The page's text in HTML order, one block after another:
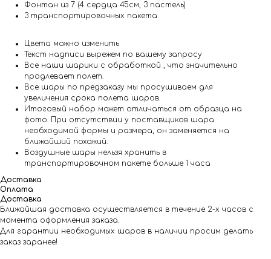
Фонтан из 7 (4 сердца 45см, 3 пастель)
3 транспортировочных пакета
Цвета можно изменить
Текст надписи вырежем по вашему запросу
Все наши шарики с обработкой , что значительно
продлевает полет.
Все шары по предзаказу мы просушиваем для
увеличения срока полета шаров.
Итоговый набор может отличаться от образца на
фото. При отсутствии у поставщиков шара
необходимой формы и размера, он заменяется на
ближайший похожий.
Воздушные шары нельзя хранить в
транспортировочном пакете больше 1 часа
Доставка
Оплата
Доставка
Ближайшая доставка осуществляется в течение 2-х часов с
момента оформления заказа.
Для гарантии необходимых шаров в наличии просим делать
заказ заранее!